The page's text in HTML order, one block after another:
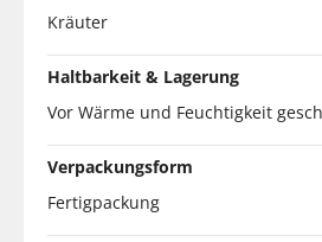
Kräuter
Haltbarkeit & Lagerung
Vor Wärme und Feuchtigkeit
Verpackungsform
Fertigpackung